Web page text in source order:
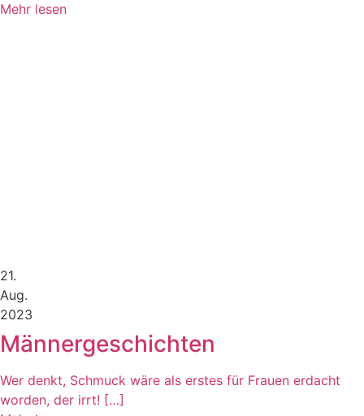
Mehr lesen
21.
Aug.
2023
Männergeschichten
Wer denkt, Schmuck wäre als erstes für Frauen erdacht
worden, der irrt! […]